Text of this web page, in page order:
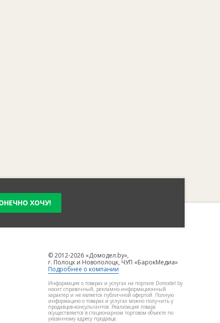
ХОЧУ!
© 2012-2026 «Домодел.by»,
г. Полоцк и Новополоцк, ЧУП «БарокМедиа»
Подробнее о компании
Информация о товарах и услугах на портале Domodel.by
носит справочный, рекламно-информационный
характер и не является публичной офертой. Полную
информацию о товарах и услугах можно получить у
продавцов-консультантов. Реализация товара
осуществляется в стационарном торговом объекте по
указанному адресу продавца.